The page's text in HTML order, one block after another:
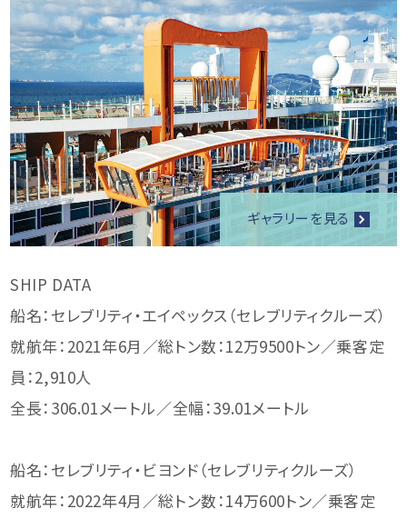
ギャラリーを見る
SHIP DATA
船名：セレブリティ・エイペックス（セレブリティクルーズ）
就航年：2021年6月／総トン数：12万9500トン／乗客定
員：2,910人
全長：306.01メートル／全幅：39.01メートル
船名：セレブリティ・ビヨンド（セレブリティクルーズ）
就航年：2022年4月／総トン数：14万600トン／乗客定